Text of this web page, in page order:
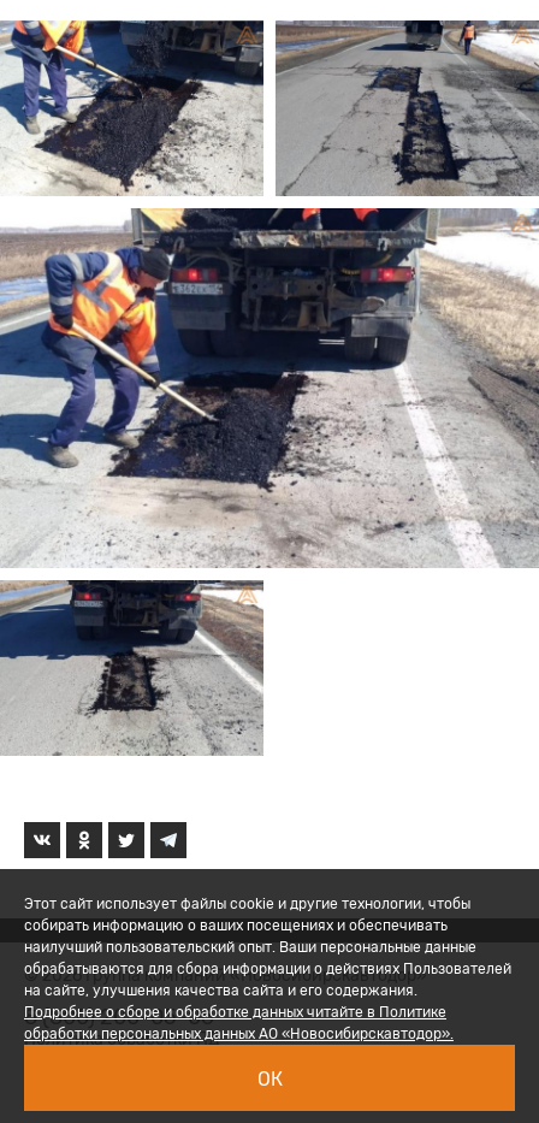
© 2026 Группа компаний «Новосибирскавтодор»
8 (800) 200-05-06
Политика обработки ПД
Этот сайт использует файлы cookie и другие технологии, чтобы
собирать информацию о ваших посещениях и обеспечивать
наилучший пользовательский опыт. Ваши персональные данные
обрабатываются для сбора информации о действиях Пользователей
на сайте, улучшения качества сайта и его содержания.
Подробнее о сборе и обработке данных читайте в Политике
обработки персональных данных АО «Новосибирскавтодор».
ОК